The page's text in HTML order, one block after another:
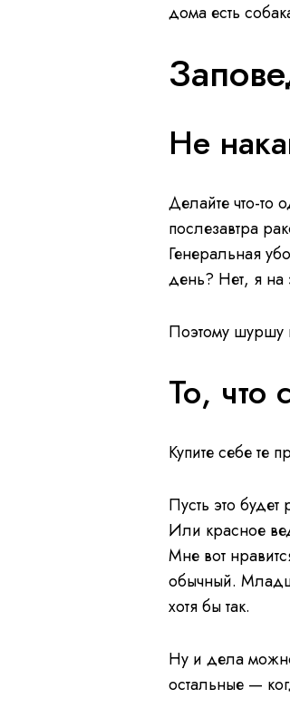
дома есть
Не
Делайте что-
послезавтра
Генеральная
день? Нет, я на
Поэтому шуршу
То, что
Купите себе те
Пусть это
Или красное
Мне вот
обычный.
хотя бы так.
Ну и дела
остальные —